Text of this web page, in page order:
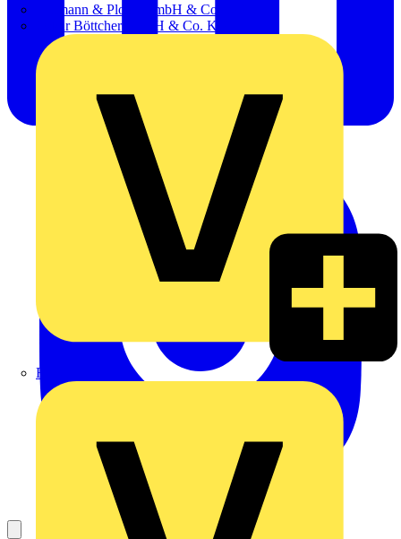
Hillmann & Ploog GmbH & Co. KG
Oskar Böttcher GmbH & Co. KG
Rexel